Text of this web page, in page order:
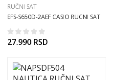
RUČNI SAT
EFS-S650D-2AEF CASIO RUCNI SAT
27.990 RSD